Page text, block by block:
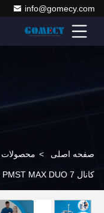
info@gomecy.com
صفحه اصلی > محصولات